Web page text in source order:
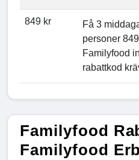
849 kr
Få 3
personer
Familyfood
rabattkod
Familyfood
Familyfood